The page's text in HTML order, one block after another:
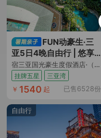
FUN动豪生·三
亚5日4晚自由行 | 悠享
慢活假期
宿三亚国光豪生度假酒店·（含双早+免税店折扣券及班车）
挂牌五星 三亚湾
￥ 1540 起 已售6528份
自由行